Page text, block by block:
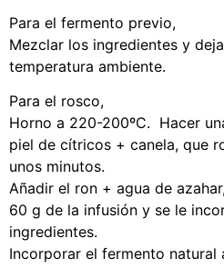
Para el fermento previo,
Mezclar los ingredientes y
temperatura ambiente.
Para el rosco,
Horno a 220-200ºC. Hacer
piel de cítricos + canela, que
unos minutos.
Añadir el ron + agua de
60 g de la infusión y se le
ingredientes.
Incorporar el fermento natural